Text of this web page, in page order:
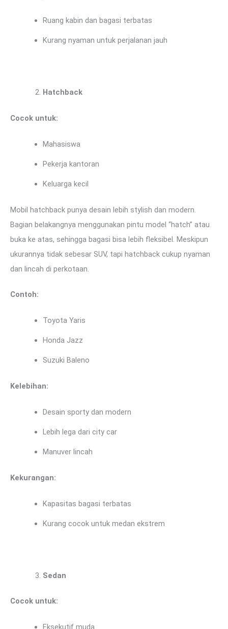
Ruang kabin dan bagasi terbatas
Kurang nyaman untuk perjalanan jauh
Hatchback
Cocok untuk:
Mahasiswa
Pekerja kantoran
Keluarga kecil
Mobil hatchback punya desain lebih stylish dan modern.
Bagian belakangnya menggunakan pintu model “hatch” atau
buka ke atas, sehingga bagasi bisa lebih fleksibel. Meskipun
ukurannya tidak sebesar SUV, tapi hatchback cukup nyaman
dan lincah di perkotaan.
Contoh:
Toyota Yaris
Honda Jazz
Suzuki Baleno
Kelebihan:
Desain sporty dan modern
Lebih lega dari city car
Manuver lincah
Kekurangan:
Kapasitas bagasi terbatas
Kurang cocok untuk medan ekstrem
Sedan
Cocok untuk:
Eksekutif muda